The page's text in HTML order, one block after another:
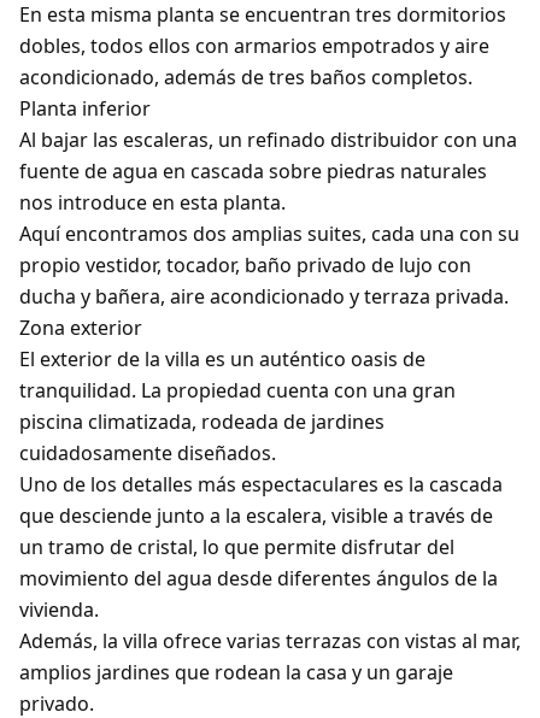
En esta misma planta se encuentran tres dormitorios
dobles, todos ellos con armarios empotrados y aire
acondicionado, además de tres baños completos.
Planta inferior
Al bajar las escaleras, un refinado distribuidor con una
fuente de agua en cascada sobre piedras naturales
nos introduce en esta planta.
Aquí encontramos dos amplias suites, cada una con su
propio vestidor, tocador, baño privado de lujo con
ducha y bañera, aire acondicionado y terraza privada.
Zona exterior
El exterior de la villa es un auténtico oasis de
tranquilidad. La propiedad cuenta con una gran
piscina climatizada, rodeada de jardines
cuidadosamente diseñados.
Uno de los detalles más espectaculares es la cascada
que desciende junto a la escalera, visible a través de
un tramo de cristal, lo que permite disfrutar del
movimiento del agua desde diferentes ángulos de la
vivienda.
Además, la villa ofrece varias terrazas con vistas al mar,
amplios jardines que rodean la casa y un garaje
privado.